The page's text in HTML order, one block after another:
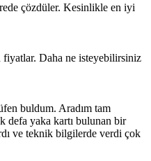
çözdüler. Kesinlikle en iyi
fiyatlar. Daha ne isteyebilirsiniz
buldum. Aradım tam
defa yaka kartı bulunan bir
ve teknik bilgilerde verdi çok